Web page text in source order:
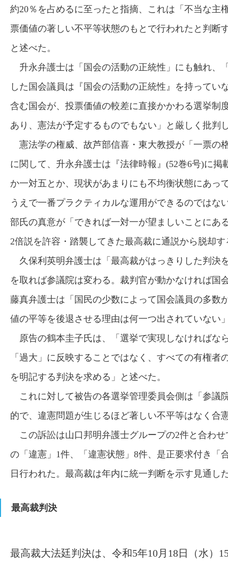
約20％を占めるに至ったと指摘、これは「不当な
票価値の著しい不平等状態のもとで行われたと判断
と述べた。
升永弁護士は「国会の活動の正統性」にも触れ、
した国会議員は『国会の活動の正統性』を持って
含む国会が、投票価値の較差に直接かかわる選挙制
あり、憲法が予定するものでもない」と厳しく批判
憲法学の権威、故芦部信喜・東大教授が「一票の
に関して、升永弁護士は『法律時報』(52巻6号)に
か一対五とか、現状があまりにも不均衡状態にあっ
うえで一番プラクティカルな運用ができるのでは
部氏の真意が「できれば一対一が望ましいことにあ
2倍説を許容・踏襲してきた最高裁に通説から脱却
久保利英明弁護士は「最高裁がはっきりした判決
を取れば参議院は変わる。裁判官が動かなければ
藤真弁護士は「国民の少数によって国会議員の多数
値の平等を後退させる理由は何一つ出されていない
原告の鶴本圭子氏は、「選挙で実現しなければな
「過大」に反映することではなく、すべての有権
を明記する判決を求める」と述べた。
これに対して被告の各選挙管理委員会側は「参議
的で、違憲問題が生じるほど著しい不平等はなく合
この訴訟は山口邦明弁護士グループの2件と合わ
の「違憲」1件、「違憲状態」8件、是正要求付き「
日行われた。最高裁は年内に統一判断を示す見通し
最高裁判決
最高裁大法廷判決は、令和5年10月18日（水）